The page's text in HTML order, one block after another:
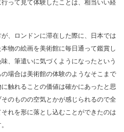
って見て体験したことは、相当いい経
、ロンドンに滞在した際に、日本では
物の絵画を美術館に毎日通って鑑賞し
、筆遣いに気づくようになったという
場合は美術館の体験のようなそこまで
触れることの価値は確かにあったと思
のものの空気とかが感じられるので全
れを形に落とし込むことができたのは